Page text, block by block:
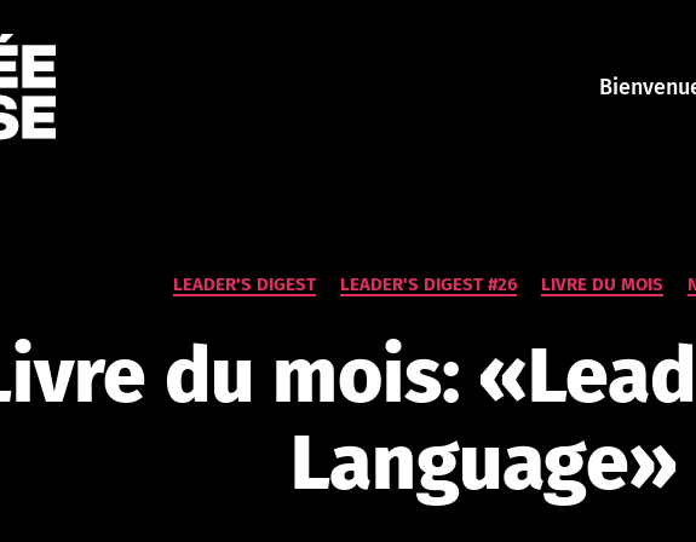
Catégories
LEADER'S DIGEST LEADER'S DIGEST #26 LIVRE DU MOIS
du mois:
Language»
a
n
h
a
n